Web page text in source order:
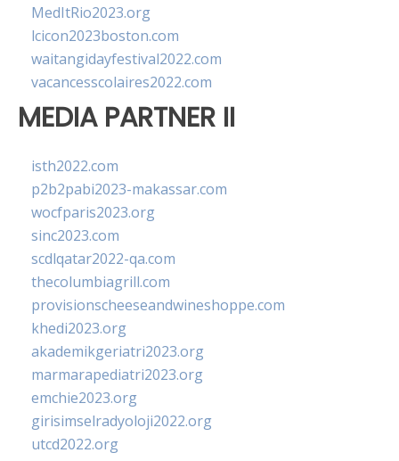
MedItRio2023.org
lcicon2023boston.com
waitangidayfestival2022.com
vacancesscolaires2022.com
MEDIA PARTNER II
isth2022.com
p2b2pabi2023-makassar.com
wocfparis2023.org
sinc2023.com
scdlqatar2022-qa.com
thecolumbiagrill.com
provisionscheeseandwineshoppe.com
khedi2023.org
akademikgeriatri2023.org
marmarapediatri2023.org
emchie2023.org
girisimselradyoloji2022.org
utcd2022.org